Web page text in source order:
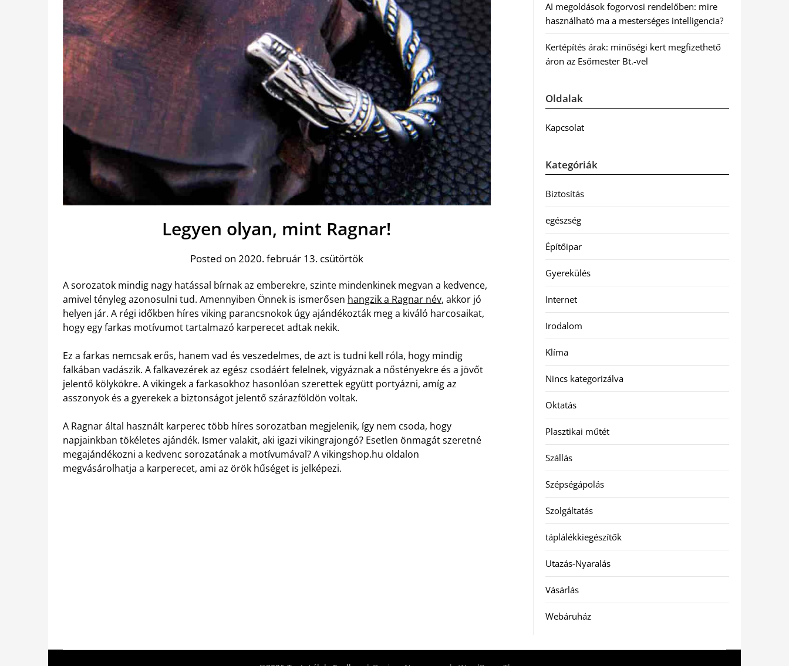
Legyen olyan, mint Ragnar!
Posted on 2020. február 13. csütörtök
A sorozatok mindig nagy hatással bírnak az emberekre, szinte mindenkinek megvan a kedvence,
amivel tényleg azonosulni tud. Amennyiben Önnek is ismerősen hangzik a Ragnar név, akkor jó
helyen jár. A régi időkben híres viking parancsnokok úgy ajándékozták meg a kiváló harcosaikat,
hogy egy farkas motívumot tartalmazó karperecet adtak nekik.
Ez a farkas nemcsak erős, hanem vad és veszedelmes, de azt is tudni kell róla, hogy mindig
falkában vadászik. A falkavezérek az egész csodáért felelnek, vigyáznak a nőstényekre és a jövőt
jelentő kölykökre. A vikingek a farkasokhoz hasonlóan szerettek együtt portyázni, amíg az
asszonyok és a gyerekek a biztonságot jelentő szárazföldön voltak.
A Ragnar által használt karperec több híres sorozatban megjelenik, így nem csoda, hogy
napjainkban tökéletes ajándék. Ismer valakit, aki igazi vikingrajongó? Esetlen önmagát szeretné
megajándékozni a kedvenc sorozatának a motívumával? A vikingshop.hu oldalon
megvásárolhatja a karperecet, ami az örök hűséget is jelképezi.
AI megoldások fogorvosi rendelőben: mire
használható ma a mesterséges intelligencia?
Kertépítés árak: minőségi kert megfizethető
áron az Esőmester Bt.-vel
Oldalak
Kapcsolat
Kategóriák
Biztosítás
egészség
Építőipar
Gyerekülés
Internet
Irodalom
Klíma
Nincs kategorizálva
Oktatás
Plasztikai műtét
Szállás
Szépségápolás
Szolgáltatás
táplálékkiegészítők
Utazás-Nyaralás
Vásárlás
Webáruház